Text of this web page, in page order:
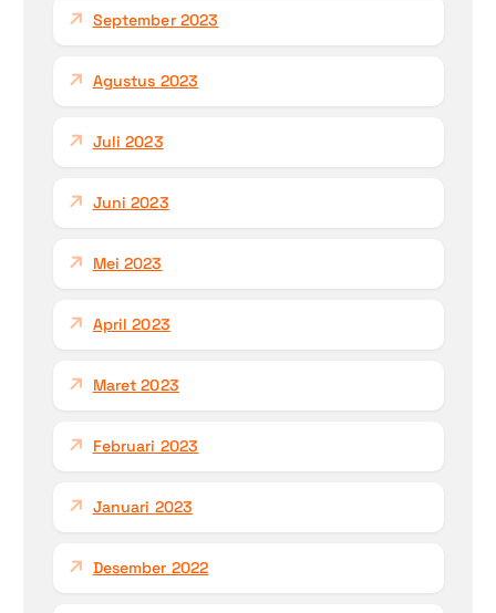
September 2023
Agustus 2023
Juli 2023
Juni 2023
Mei 2023
April 2023
Maret 2023
Februari 2023
Januari 2023
Desember 2022